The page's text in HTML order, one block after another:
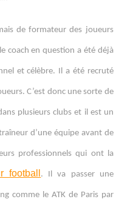
de formateur des joueurs
coach en question a été déjà
et célèbre. Il a été recruté
C’est donc une sorte de
plusieurs clubs et il est un
d’une équipe avant de
professionnels qui ont la
football . Il va passer une
comme le ATK de Paris par